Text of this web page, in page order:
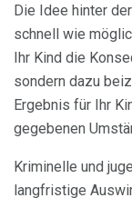
Die Idee hinter
schnell wie
Ihr Kind die
sondern dazu
Ergebnis für Ihr
gegebenen
Kriminelle und
langfristige